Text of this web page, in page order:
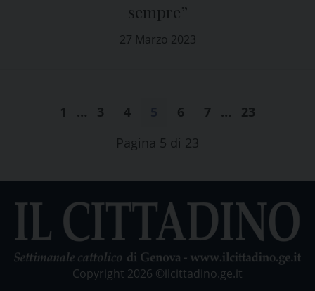
27 Marzo 2023
sempre”
1 … 3 4 6 7 …
23
Pagina 5 di 23
Copyright 2026 ©ilcittadino.ge.it